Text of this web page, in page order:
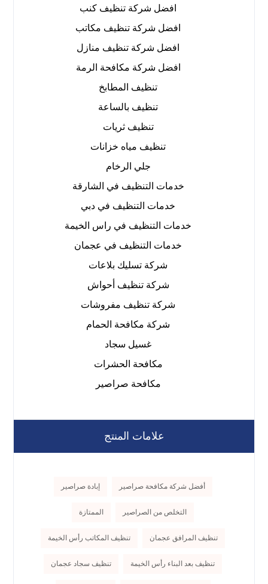
افضل شركة تنظيف كنب
افضل شركة تنظيف مكاتب
افضل شركة تنظيف منازل
افضل شركة مكافحة الرمة
تنظيف المطابخ
تنظيف بالساعة
تنظيف ثريات
تنظيف مياه خزانات
جلي الرخام
خدمات التنظيف في الشارقة
خدمات التنظيف في دبي
خدمات التنظيف في راس الخيمة
خدمات التنظيف في عجمان
شركة تسليك بلاعات
شركة تنظيف أحواش
شركة تنظيف مفروشات
شركة مكافحة الحمام
غسيل سجاد
مكافحة الحشرات
مكافحة صراصير
علامات المنتج
أفضل شركة مكافحة صراصير إبادة صراصير
التخلص من الصراصير الممتازة
تنظيف المرافق عجمان تنظيف المكاتب رأس الخيمة
تنظيف بعد البناء رأس الخيمة تنظيف سجاد عجمان